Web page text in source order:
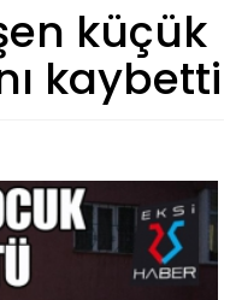
küçük
kaybetti